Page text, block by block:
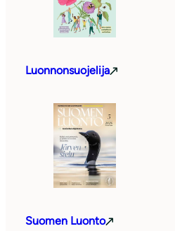
Luonnonsuojelija
Suomen Luonto